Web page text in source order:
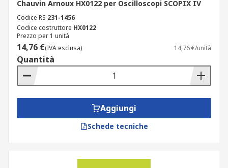
Chauvin Arnoux HX0122 per Oscilloscopi SCOPIX IV
Codice RS 231-1456
Codice costruttore HX0122
Prezzo per 1 unità
14,76 €(IVA esclusa) 14,76 €/unità
Quantità
Aggiungi
Schede tecniche